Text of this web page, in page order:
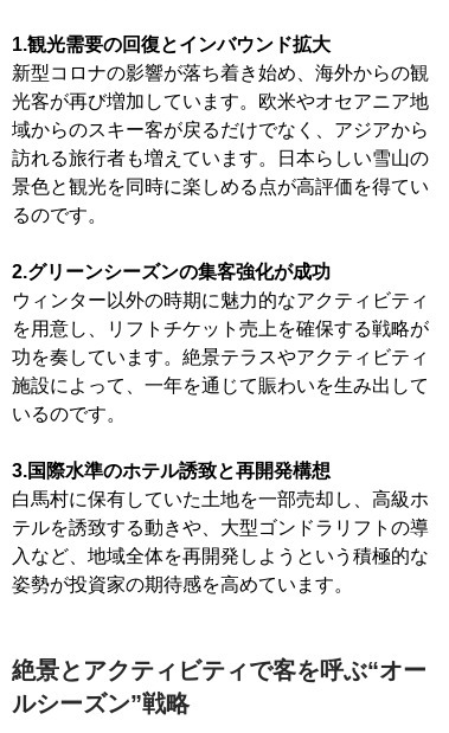
1.観光需要の回復とインバウンド拡大
新型コロナの影響が落ち着き始め、海外からの観
光客が再び増加しています。欧米やオセアニア地
域からのスキー客が戻るだけでなく、アジアから
訪れる旅行者も増えています。日本らしい雪山の
景色と観光を同時に楽しめる点が高評価を得てい
るのです。
2.グリーンシーズンの集客強化が成功
ウィンター以外の時期に魅力的なアクティビティ
を用意し、リフトチケット売上を確保する戦略が
功を奏しています。絶景テラスやアクティビティ
施設によって、一年を通じて賑わいを生み出して
いるのです。
3.国際水準のホテル誘致と再開発構想
白馬村に保有していた土地を一部売却し、高級ホ
テルを誘致する動きや、大型ゴンドラリフトの導
入など、地域全体を再開発しようという積極的な
姿勢が投資家の期待感を高めています。
絶景とアクティビティで客を呼ぶ“オー
ルシーズン”戦略